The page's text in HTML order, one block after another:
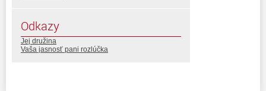
Odkazy
Jej družina
Vaša jasnosť pani rozlúčka